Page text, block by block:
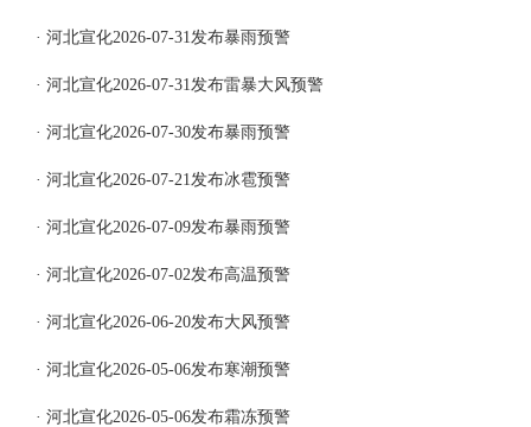
· 河北宣化2026-07-31发布暴雨预警
· 河北宣化2026-07-31发布雷暴大风预警
· 河北宣化2026-07-30发布暴雨预警
· 河北宣化2026-07-21发布冰雹预警
· 河北宣化2026-07-09发布暴雨预警
· 河北宣化2026-07-02发布高温预警
· 河北宣化2026-06-20发布大风预警
· 河北宣化2026-05-06发布寒潮预警
· 河北宣化2026-05-06发布霜冻预警